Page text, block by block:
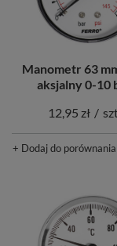
Manometr 63
aksjalny 0-10
12,95 zł /
+ Dodaj do porównania